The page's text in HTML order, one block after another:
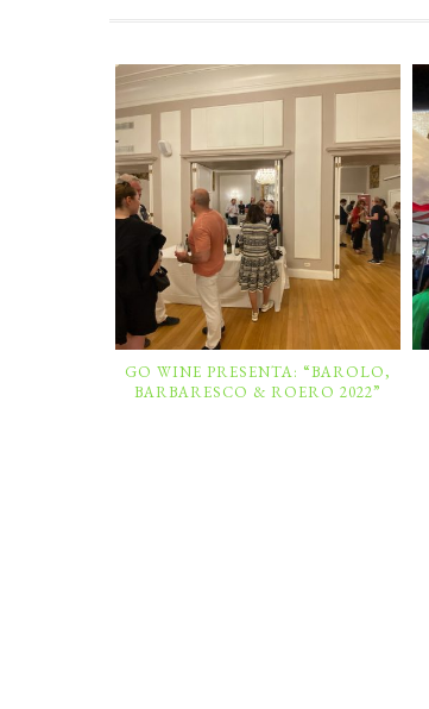
GO WINE PRESENTA: “BAROLO,
BARBARESCO & ROERO 2022”